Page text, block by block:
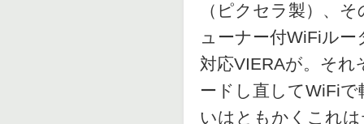
（ピクセラ製）、
ューナー付WiFiル
対応VIERAが。そ
ードし直してWiFi
いはともかくこれ